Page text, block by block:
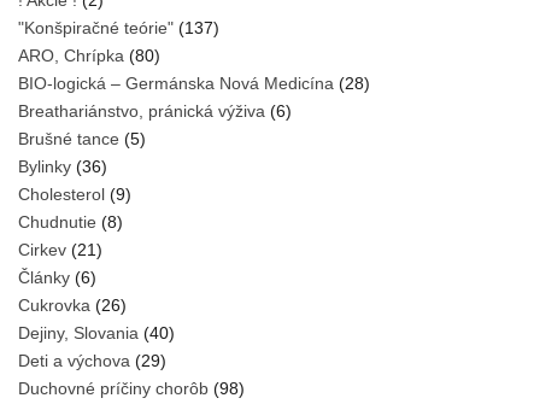
"Konšpiračné teórie" (137)
ARO, Chrípka (80)
BIO-logická – Germánska Nová Medicína (28)
Breathariánstvo, pránická výživa (6)
Brušné tance (5)
Bylinky (36)
Cholesterol (9)
Chudnutie (8)
Cirkev (21)
Články (6)
Cukrovka (26)
Dejiny, Slovania (40)
Deti a výchova (29)
Duchovné príčiny chorôb (98)